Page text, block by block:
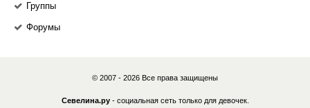
Группы
Форумы
© 2007 - 2026 Все права защищены
Севелина.ру- социальная сеть только для девочек.